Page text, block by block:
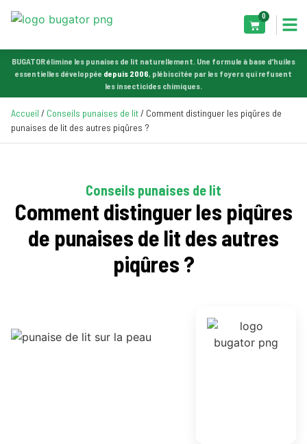
0
BUGATOR élimine les punaises de lit naturellement. Une formule à base d’huiles
essentielles développée depuis 2006, plébiscitée par les foyers qui refusent
les insecticides chimiques.
Accueil / Conseils punaises de lit/ Comment distinguer les piqûres de
punaises de lit des autres piqûres ?
Conseils punaises de lit
Comment distinguer les piqûres
de punaises de lit des autres
piqûres ?